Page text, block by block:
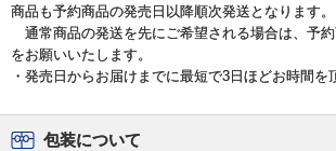
商品も予約商品の発売日以降順次発送となります。
通常商品の発送を先にご希望される場合は、予
をお願いいたします。
・発売日からお届けまでに最短で3日ほどお時間を
包装について